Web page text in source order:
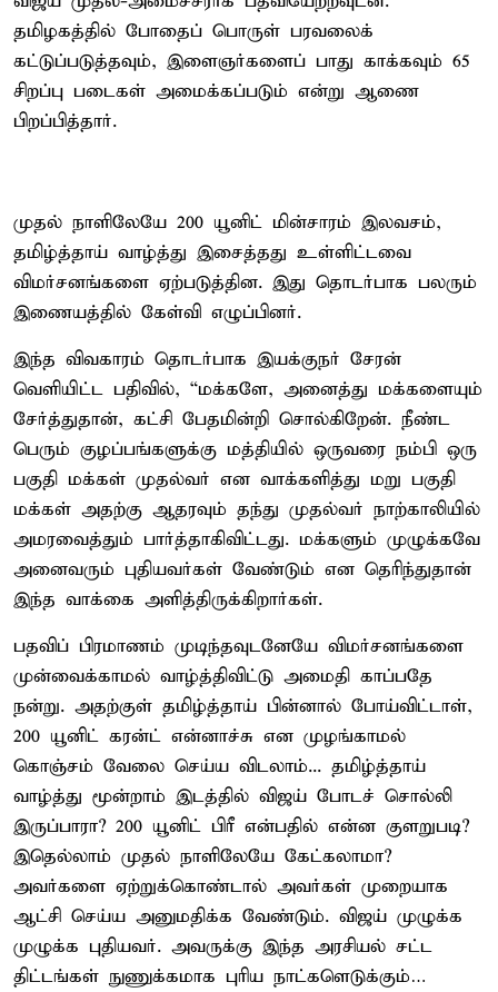
தமிழகத்தில் போதைப் பொருள் பரவலைக்
கட்டுப்படுத்தவும், இளைஞர்களைப் பாது காக்கவும் 65
சிறப்பு படைகள் அமைக்கப்படும் என்று ஆணை
பிறப்பித்தார்.
முதல் நாளிலேயே 200 யூனிட் மின்சாரம் இலவசம்,
தமிழ்த்தாய் வாழ்த்து இசைத்தது உள்ளிட்டவை
விமர்சனங்களை ஏற்படுத்தின. இது தொடர்பாக பலரும்
இணையத்தில் கேள்வி எழுப்பினர்.
இந்த விவகாரம் தொடர்பாக இயக்குநர் சேரன்
வெளியிட்ட பதிவில், “மக்களே, அனைத்து மக்களையும்
சேர்த்துதான், கட்சி பேதமின்றி சொல்கிறேன். நீண்ட
பெரும் குழப்பங்களுக்கு மத்தியில் ஒருவரை நம்பி ஒரு
பகுதி மக்கள் முதல்வர் என வாக்களித்து மறு பகுதி
மக்கள் அதற்கு ஆதரவும் தந்து முதல்வர் நாற்காலியில்
அமரவைத்தும் பார்த்தாகிவிட்டது. மக்களும் முழுக்கவே
அனைவரும் புதியவர்கள் வேண்டும் என தெரிந்துதான்
இந்த வாக்கை அளித்திருக்கிறார்கள்.
பதவிப் பிரமாணம் முடிந்தவுடனேயே விமர்சனங்களை
முன்வைக்காமல் வாழ்த்திவிட்டு அமைதி காப்பதே
நன்று. அதற்குள் தமிழ்த்தாய் பின்னால் போய்விட்டாள்,
200 யூனிட் கரன்ட் என்னாச்சு என முழங்காமல்
கொஞ்சம் வேலை செய்ய விடலாம்... தமிழ்த்தாய்
வாழ்த்து மூன்றாம் இடத்தில் விஜய் போடச் சொல்லி
இருப்பாரா? 200 யூனிட் பிரீ என்பதில் என்ன குளறுபடி?
இதெல்லாம் முதல் நாளிலேயே கேட்கலாமா?
அவர்களை ஏற்றுக்கொண்டால் அவர்கள் முறையாக
ஆட்சி செய்ய அனுமதிக்க வேண்டும். விஜய் முழுக்க
முழுக்க புதியவர். அவருக்கு இந்த அரசியல் சட்ட
திட்டங்கள் நுணுக்கமாக புரிய நாட்களெடுக்கும்…